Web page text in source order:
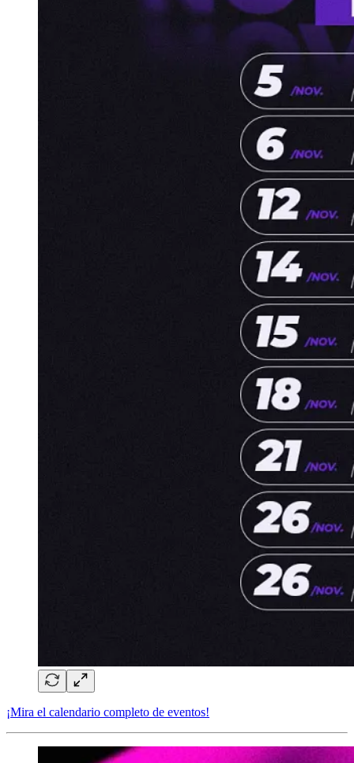
¡Mira el calendario completo de eventos!